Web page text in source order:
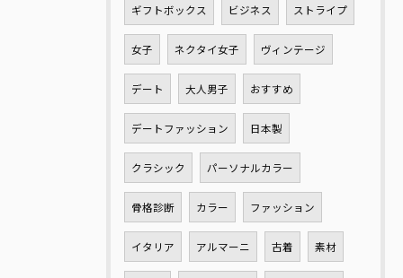
ギフトボックス ビジネス ストライプ
女子 ネクタイ女子 ヴィンテージ
デート 大人男子 おすすめ
デートファッション 日本製
クラシック パーソナルカラー
骨格診断 カラー ファッション
イタリア アルマーニ 古着 素材